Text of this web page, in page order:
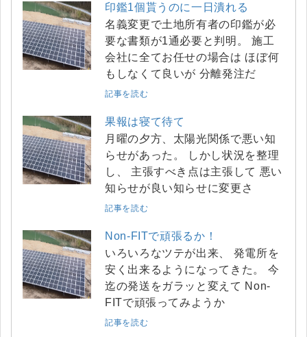
印鑑1個貰うのに一日潰れる
名義変更で土地所有者の印鑑が必
要な書類が1通必要と判明。 施工
会社に全てお任せの場合は ほぼ何
もしなくて良いが 分離発注だ
記事を読む
果報は寝て待て
月曜の夕方、太陽光関係で悪い知
らせがあった。 しかし状況を整理
し、 主張すべき点は主張して 悪い
知らせが良い知らせに変更さ
記事を読む
Non-FITで頑張るか！
いろいろなツテが出来、 発電所を
安く出来るようになってきた。 今
迄の発送をガラッと変えて Non-
FITで頑張ってみようか
記事を読む